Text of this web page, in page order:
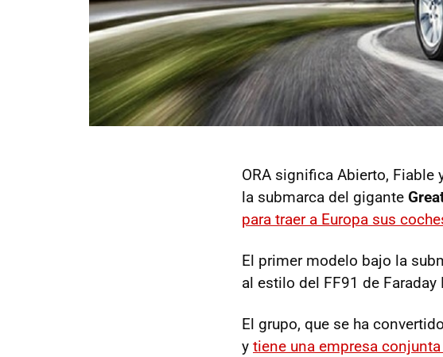
ORA significa Abierto,
la submarca del gigante
para traer a Europa sus
El primer modelo bajo la
al estilo del FF91 de
El grupo, que se ha
y tiene una empresa